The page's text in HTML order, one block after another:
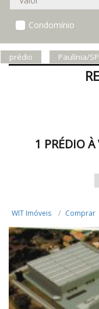
Condomínio
prédio Paulínia/SP
1 PRÉDIO
WIT Imóveis Comprar